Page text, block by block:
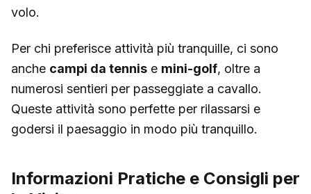
volo.
Per chi preferisce attività più tranquille, ci sono
anche campi da tennis e mini-golf, oltre a
numerosi sentieri per passeggiate a cavallo.
Queste attività sono perfette per rilassarsi e
godersi il paesaggio in modo più tranquillo.
Informazioni Pratiche e Consigli per